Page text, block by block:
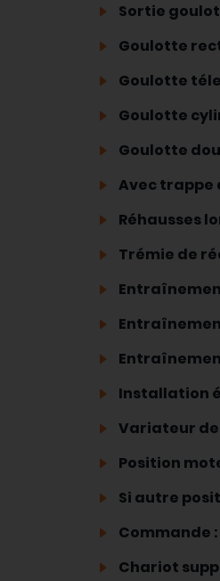
Sortie
Goulotte
Goulotte
Goulotte
Goulotte
Avec trappe
Réhausses
Trémie de
Installation
Variateur de
Position
Si autre
Commande :
Chariot